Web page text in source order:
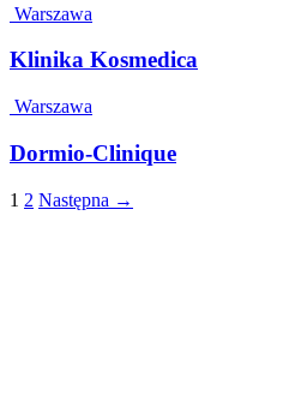
Warszawa
Klinika Kosmedica
Warszawa
Dormio-Clinique
1 2 Następna →